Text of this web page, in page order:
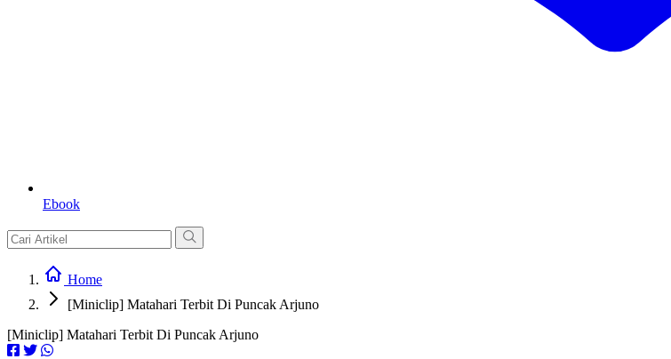
Ebook
Home
[Miniclip] Matahari Terbit Di Puncak Arjuno
[Miniclip] Matahari Terbit Di Puncak Arjuno